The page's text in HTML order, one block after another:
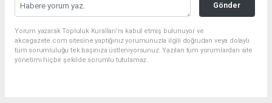
Gönder
Yorum yazarak Topluluk Kuralları’nı kabul etmiş bulunuyor ve
akcagazete.com sitesine yaptığınız yorumunuzla ilgili doğrudan veya dolaylı
tüm sorumluluğu tek başınıza üstleniyorsunuz. Yazılan tüm yorumlardan site
yönetimi hiçbir şekilde sorumlu tutulamaz.